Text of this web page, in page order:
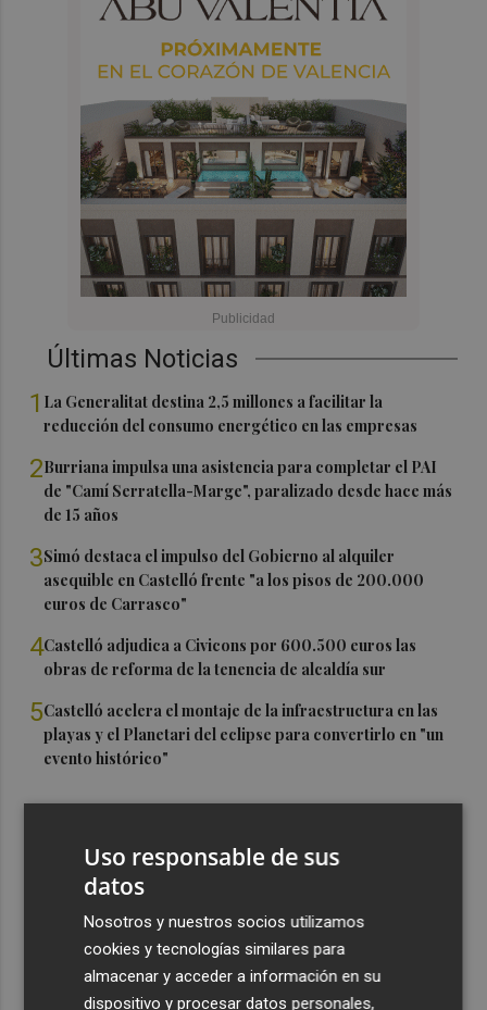
Últimas Noticias
1 La Generalitat destina 2,5 millones a facilitar la
reducción del consumo energético en las empresas
2Burriana impulsa una asistencia para completar el PAI
de "Camí Serratella-Marge", paralizado desde hace más
de 15 años
3Simó destaca el impulso del Gobierno al alquiler
asequible en Castelló frente "a los pisos de 200.000
euros de Carrasco"
4Castelló adjudica a Civicons por 600.500 euros las
obras de reforma de la tenencia de alcaldía sur
5Castelló acelera el montaje de la infraestructura en las
playas y el Planetari del eclipse para convertirlo en "un
evento histórico"
Uso responsable de sus
datos
Nosotros y nuestros socios utilizamos
cookies y tecnologías similares para
almacenar y acceder a información en su
dispositivo y procesar datos personales,